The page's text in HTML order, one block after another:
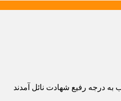
درجه رفیع شهادت نائل آمدند